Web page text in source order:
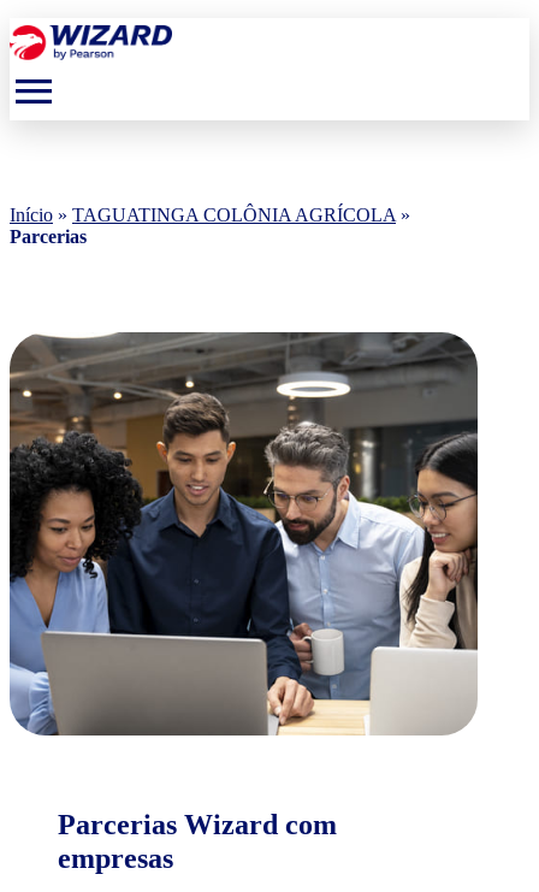
menu
Início » TAGUATINGA COLÔNIA AGRÍCOLA »
Parcerias
Parcerias Wizard com
empresas